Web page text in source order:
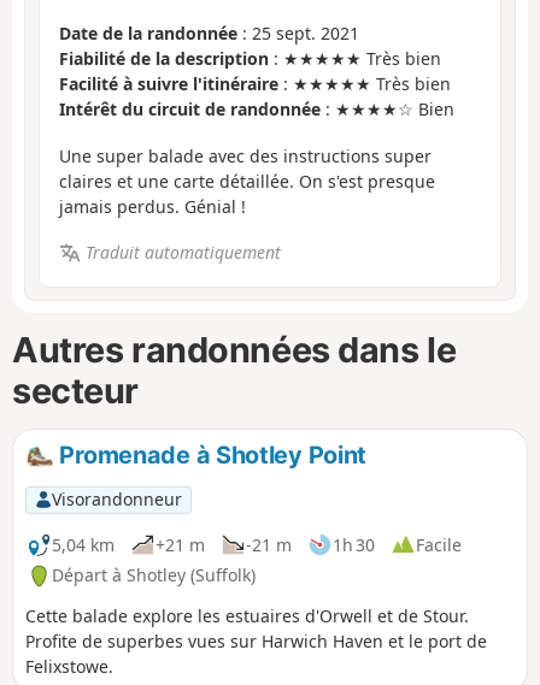
Date de la randonnée : 25 sept. 2021
Fiabilité de la description : ★★★★★ Très bien
Facilité à suivre l'itinéraire : ★★★★★ Très bien
Intérêt du circuit de randonnée : ★★★★☆ Bien
Une super balade avec des instructions super
claires et une carte détaillée. On s'est presque
jamais perdus. Génial !
Traduit automatiquement
Autres randonnées dans le
secteur
Promenade à Shotley Point
Visorandonneur
5,04 km
+21 m -21 m 1h 30
Facile
Départ à Shotley (Suffolk)
Cette balade explore les estuaires d'Orwell et de Stour.
Profite de superbes vues sur Harwich Haven et le port de
Felixstowe.